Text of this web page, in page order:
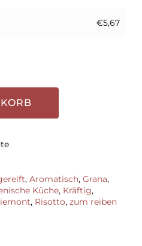
€5,67
, Aromatisch, Grana,
Küche, Kräftig,
, Risotto, zum reiben